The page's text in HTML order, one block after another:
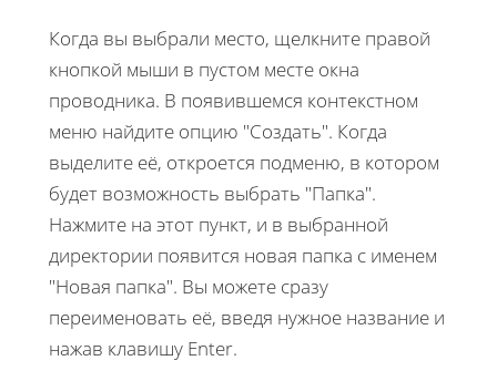
Когда вы выбрали место, щелкните правой
кнопкой мыши в пустом месте окна
проводника. В появившемся контекстном
меню найдите опцию "Создать". Когда
выделите её, откроется подменю, в котором
будет возможность выбрать "Папка".
Нажмите на этот пункт, и в выбранной
директории появится новая папка с именем
"Новая папка". Вы можете сразу
переименовать её, введя нужное название и
нажав клавишу Enter.